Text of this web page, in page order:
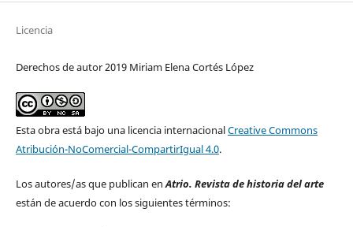
Licencia
Derechos de autor 2019 Miriam Elena Cortés López
Esta obra está bajo una licencia internacionalCreative Commons
Atribución-NoComercial-CompartirIgual 4.0.
Los autores/as que publican enAtrio. Revista de historia del arte
están de acuerdo con los siguientes términos: